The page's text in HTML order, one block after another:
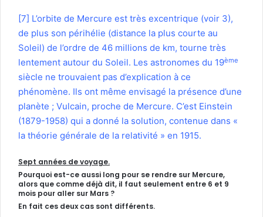
[7] L’orbite de Mercure est très excentrique (voir 3),
de plus son périhélie (distance la plus courte au
Soleil) de l’ordre de 46 millions de km, tourne très
lentement autour du Soleil. Les astronomes du 19ème
siècle ne trouvaient pas d’explication à ce
phénomène. Ils ont même envisagé la présence d’une
planète ; Vulcain, proche de Mercure. C’est Einstein
(1879-1958) qui a donné la solution, contenue dans «
la théorie générale de la relativité » en 1915.
Sept années de voyage.
Pourquoi est-ce aussi long pour se rendre sur Mercure,
alors que comme déjà dit, il faut seulement entre 6 et 9
mois pour aller sur Mars ?
En fait ces deux cas sont différents.